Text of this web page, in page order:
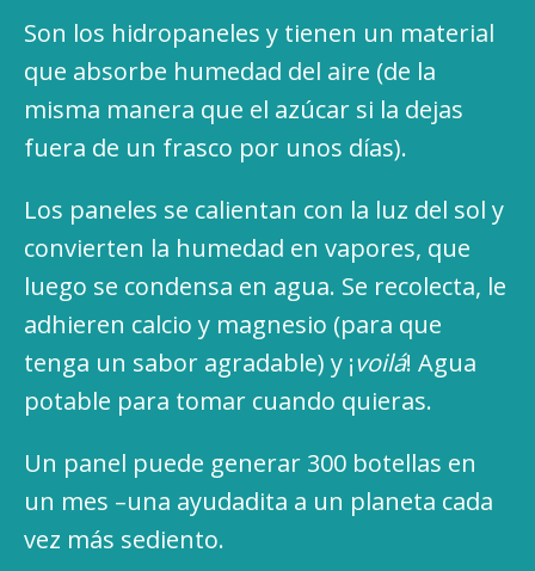
Son los hidropaneles y tienen un material
que absorbe humedad del aire (de la
misma manera que el azúcar si la dejas
fuera de un frasco por unos días).
Los paneles se calientan con la luz del sol y
convierten la humedad en vapores, que
luego se condensa en agua. Se recolecta, le
adhieren calcio y magnesio (para que
tenga un sabor agradable) y ¡voilá! Agua
potable para tomar cuando quieras.
Un panel puede generar 300 botellas en
un mes –una ayudadita a un planeta cada
vez más sediento.